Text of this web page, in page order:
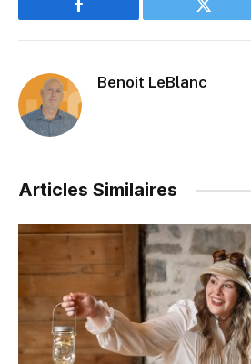
Facebook Twitter
Benoit LeBlanc
Articles Similaires